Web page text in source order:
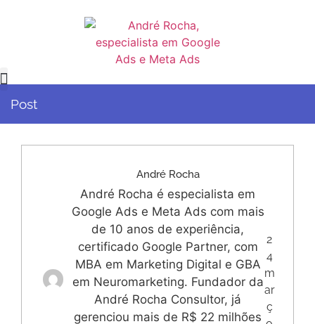
Post
André Rocha
André Rocha é especialista em
Google Ads e Meta Ads com mais
de 10 anos de experiência,
certificado Google Partner, com
MBA em Marketing Digital e GBA
em Neuromarketing. Fundador da
André Rocha Consultor, já
gerenciou mais de R$ 22 milhões
2
4
m
ar
ç